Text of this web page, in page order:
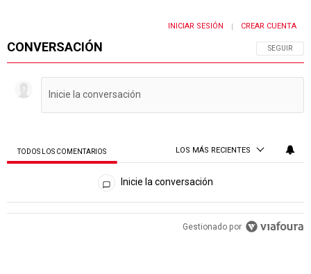
CONVERSACIÓN SIGA ESTA
SEGUIR
INICIAR SESIÓN | CREAR CUENTA
TODOS LOS COMENTARIOS LOS MÁS RECIENTES
Todos los comentarios
Inicie la conversación